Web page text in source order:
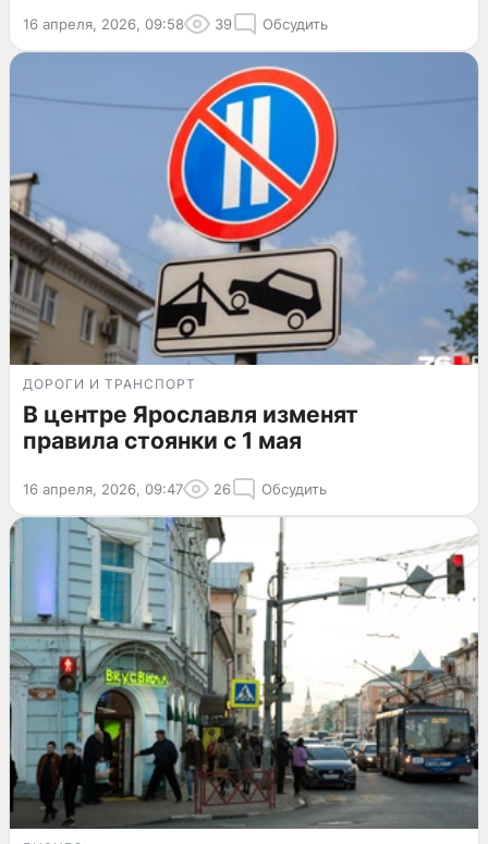
16 апреля, 2026, 09:58 39 Обсудить
ДОРОГИ И ТРАНСПОРТ
В центре Ярославля изменят
правила стоянки с 1 мая
16 апреля, 2026, 09:47 26 Обсудить